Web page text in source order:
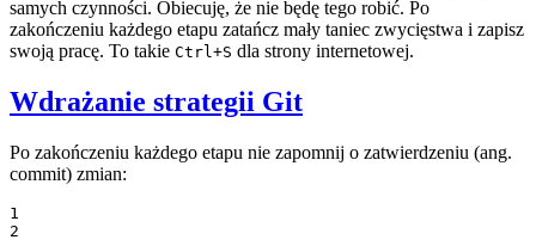
samych czynności. Obiecuję, że nie będę tego robić. Po
zakończeniu każdego etapu zatańcz mały taniec zwycięstwa i zapisz
swoją pracę. To takie Ctrl+S dla strony internetowej.
Wdrażanie strategii Git
Po zakończeniu każdego etapu nie zapomnij o zatwierdzeniu (ang.
commit) zmian:
1
2